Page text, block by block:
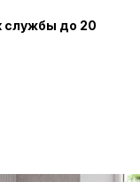
службы до 20